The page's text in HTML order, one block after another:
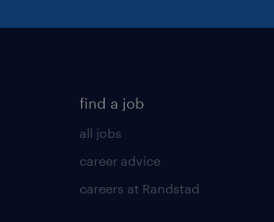
find a job
all jobs
career advice
careers at Randstad